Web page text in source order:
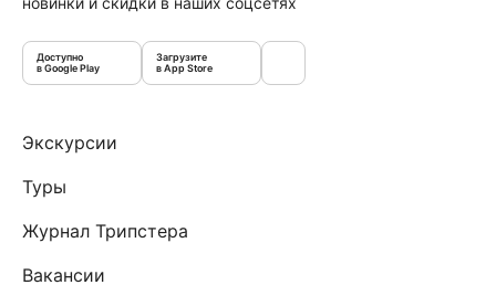
Доступно
в Google Play
Загрузите
в App Store
Экскурсии
Туры
Журнал Трипстера
Вакансии